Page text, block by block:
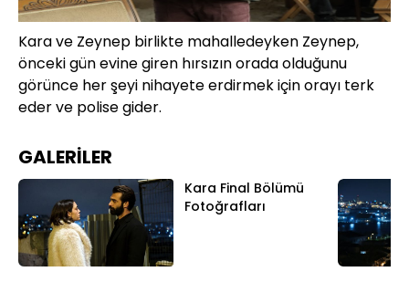
Kara ve Zeynep birlikte mahalledeyken Zeynep,
önceki gün evine giren hırsızın orada olduğunu
görünce her şeyi nihayete erdirmek için orayı terk
eder ve polise gider.
GALERİLER
Kara Final Bölümü
Fotoğrafları